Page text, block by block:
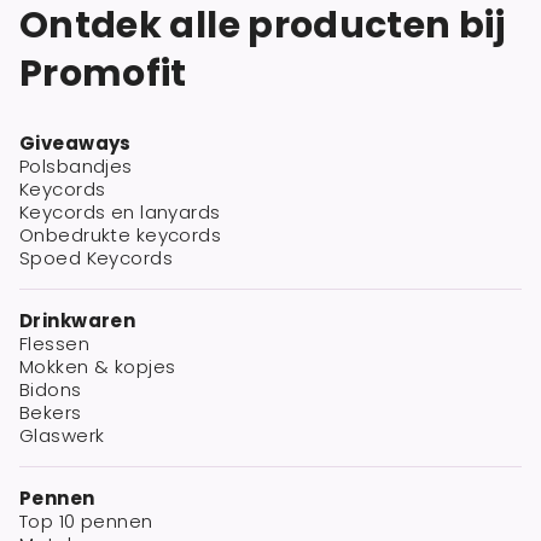
Ontdek alle producten bij
Promofit
Giveaways
Polsbandjes
Keycords
Keycords en lanyards
Onbedrukte keycords
Spoed Keycords
Drinkwaren
Flessen
Mokken & kopjes
Bidons
Bekers
Glaswerk
Pennen
Top 10 pennen